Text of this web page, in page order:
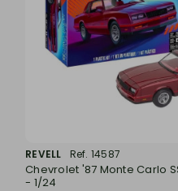
REVELL Ref. 14587
Chevrolet '87 Monte Carlo
- 1/24